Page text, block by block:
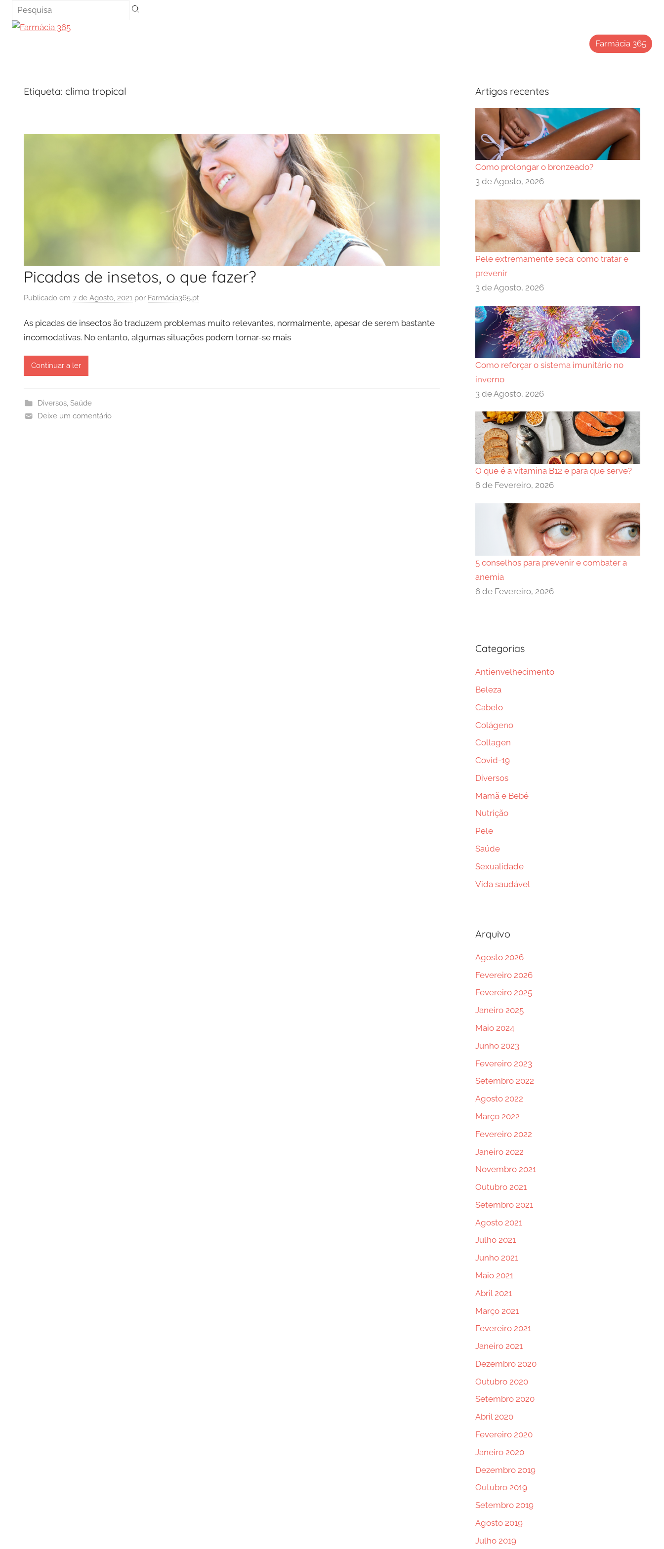
Saltar
para
Farmácia 365
Etiqueta: clima tropical
Picadas de insetos, o que fazer?
Publicado em 7 de Agosto, 2021 por Farmácia365.pt
As picadas de insectos ão traduzem problemas muito relevantes, normalmente, apesar de serem bastante
incomodativas. No entanto, algumas situações podem tornar-se mais
Continuar a ler
Diversos, Saúde
Deixe um comentário
Artigos recentes
Como prolongar o bronzeado?
3 de Agosto, 2026
Pele extremamente seca: como tratar e
prevenir
3 de Agosto, 2026
Como reforçar o sistema imunitário no
inverno
3 de Agosto, 2026
O que é a vitamina B12 e para que serve?
6 de Fevereiro, 2026
5 conselhos para prevenir e combater a
anemia
6 de Fevereiro, 2026
Categorias
Antienvelhecimento
Beleza
Cabelo
Colágeno
Collagen
Covid-19
Diversos
Mamã e Bebé
Nutrição
Pele
Saúde
Sexualidade
Vida saudável
Arquivo
Agosto 2026
Fevereiro 2026
Fevereiro 2025
Janeiro 2025
Maio 2024
Junho 2023
Fevereiro 2023
Setembro 2022
Agosto 2022
Março 2022
Fevereiro 2022
Janeiro 2022
Novembro 2021
Outubro 2021
Setembro 2021
Agosto 2021
Julho 2021
Junho 2021
Maio 2021
Abril 2021
Março 2021
Fevereiro 2021
Janeiro 2021
Dezembro 2020
Outubro 2020
Setembro 2020
Abril 2020
Fevereiro 2020
Janeiro 2020
Dezembro 2019
Outubro 2019
Setembro 2019
Agosto 2019
Julho 2019